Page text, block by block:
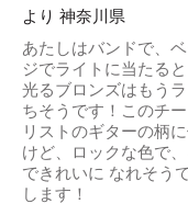
より 神奈川県
あたしはバンドで、
ジでライトに当たる
光るブロンズはもう
ちそうです！このチ
リストのギターの柄
けど、ロックな色で
できれいに なれそう
します！